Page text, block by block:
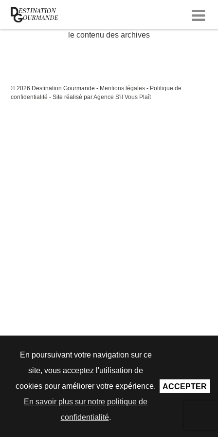
le contenu des archives
© 2026 Destination Gourmande - Mentions légales - Politique de
confidentialité - Site réalisé parAgence S'il Vous Plaît
En poursuivant votre navigation sur ce
site, vous acceptez l'utilisation de
cookies pour améliorer votre expérience.
En savoir plus sur notre politique de
confidentialité.
ACCEPTER